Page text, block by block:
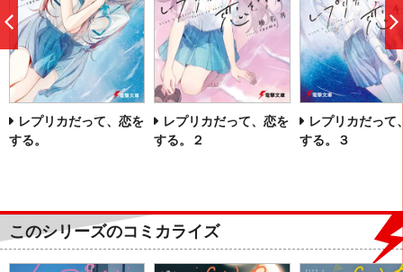
レプリカだって、恋を
する。
レプリカだって、恋を
する。２
レプリカだって
する。３
前
へ
このシリーズのコミカライズ